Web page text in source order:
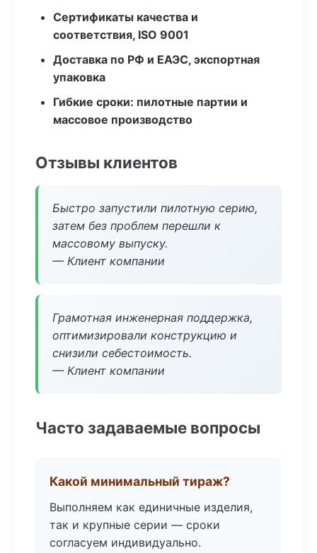
Сертификаты качества и
соответствия, ISO 9001
Доставка по РФ и ЕАЭС, экспортная
упаковка
Гибкие сроки: пилотные партии и
массовое производство
Отзывы клиентов
Быстро запустили пилотную серию,
затем без проблем перешли к
массовому выпуску.
— Клиент компании
Грамотная инженерная поддержка,
оптимизировали конструкцию и
снизили себестоимость.
— Клиент компании
Часто задаваемые вопросы
Какой минимальный тираж?
Выполняем как единичные изделия,
так и крупные серии — сроки
согласуем индивидуально.